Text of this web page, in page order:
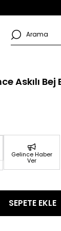
Askılı Bej
Gelince Haber
Ver